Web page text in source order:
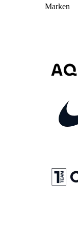
Marken